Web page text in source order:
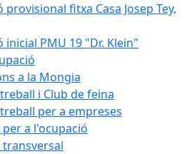
provisional fitxa Casa Josep Tey,
inicial PMU 19 "Dr. Klein"
a la Mongia
i Club de feina
per a empreses
a l'ocupació